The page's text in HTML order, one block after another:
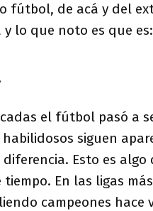
fútbol, de acá y del
lo que noto es que es:
el fútbol pasó a
habilidosos siguen
Esto es algo
En las ligas
campeones hace